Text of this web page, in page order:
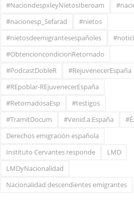
#NaciondespxleyNietosIberoam
#nacionesp_Sefarad
#nietos
#nietosdeemigrantesespañoles
#ObtencioncondicionRetornado
#PodcastDobleR
#RejuvenecerEspaña
#REpoblar-REjuvenecerEspaña
#RetornadosaEsp
#testigos
#TramitDocum
#Venid.a.España
Derechos emigración española
Instituto Cervantes responde
LMD
LMDyNacionalidad
Nacionalidad descendientes emigrantes